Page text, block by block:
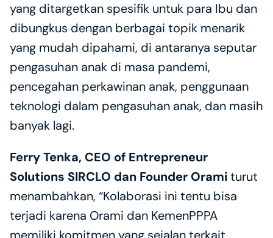
yang ditargetkan spesifik untuk para Ibu dan
dibungkus dengan berbagai topik menarik
yang mudah dipahami, di antaranya seputar
pengasuhan anak di masa pandemi,
pencegahan perkawinan anak, penggunaan
teknologi dalam pengasuhan anak, dan masih
banyak lagi.
Ferry Tenka, CEO of Entrepreneur
Solutions SIRCLO dan Founder Orami turut
menambahkan, “Kolaborasi ini tentu bisa
terjadi karena Orami dan KemenPPPA